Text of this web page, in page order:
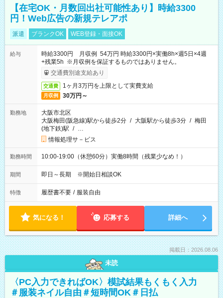
【在宅OK・月数回出社可能性あり】時給3300
円！Web広告の新規テレアポ
派遣 ブランクOK WEB登録・面接OK
給与
時給3300円 月収例 54万円 時給3300円×実働8h×週5日×4週
+残業5h ※月収例を保証するものではありません。
交通費別途支給あり
交通費 1ヶ月3万円を上限として実費支給
月収例 30万円～
勤務地
大阪市北区
大阪梅田(阪急線)駅から徒歩2分 / 大阪駅から徒歩3分 / 梅田
(地下鉄)駅 / …
情報処理サ－ビス
勤務時間 10:00-19:00（休憩60分）実働8時間（残業少なめ！）
期間 即日～長期 ※開始日相談OK
特徴 履歴書不要 / 服装自由
気になる！ 応募する 詳細へ
掲載日：2026.08.06
未読
〈PC入力できればOK〉模試結果もくもく入力
＃服装ネイル自由＃短時間OK＃日払